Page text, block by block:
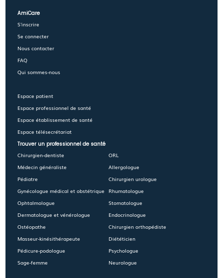
AmiCare
S'inscrire
Se connecter
Nous contacter
FAQ
Qui sommes-nous
Espace patient
Espace professionnel de santé
Espace établissement de santé
Espace télésecrétariat
Trouver un professionnel de santé
Chirurgien-dentiste
Médecin généraliste
Pédiatre
Gynécologue médical et obstétrique
Ophtalmologue
Dermatologue et vénérologue
Ostéopathe
Masseur-kinésithérapeute
Pédicure-podologue
Sage-femme
ORL
Allergologue
Chirurgien urologue
Rhumatologue
Stomatologue
Endocrinologue
Chirurgien orthopédiste
Diététicien
Psychologue
Neurologue